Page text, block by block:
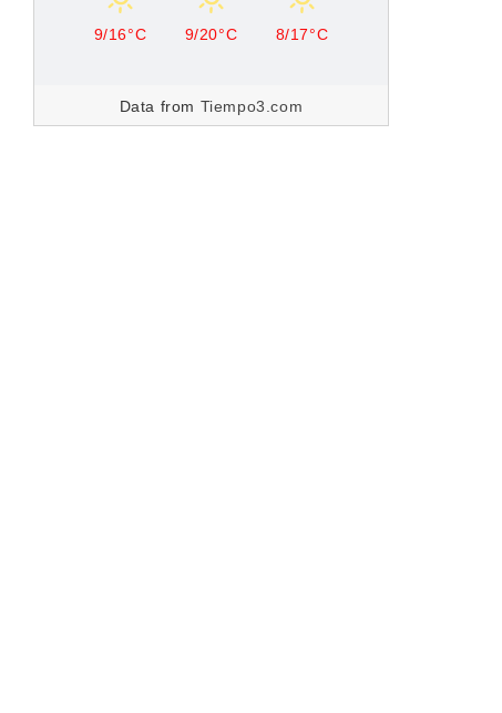
9/16°C 9/20°C 8/17°C
Data from Tiempo3.com